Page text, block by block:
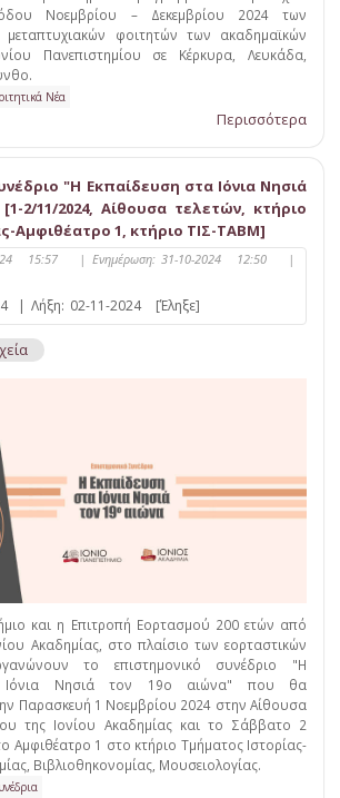
Νοεμβρίου – Δεκεμβρίου 2024 των
μεταπτυχιακών φοιτητών των ακαδημαϊκών
Πανεπιστημίου σε Κέρκυρα, Λευκάδα,
Νέα
Περισσότερα
"Η Εκπαίδευση στα Ιόνια Νησιά
2/11/2024, Αίθουσα τελετών, κτήριο
Αμφιθέατρο 1, κτήριο ΤΙΣ-ΤΑΒΜ]
15:57 | Ενημέρωση: 31-10-2024 12:50
|
| Λήξη: 02-11-2024 [Έληξε]
και η Επιτροπή Εορτασμού 200 ετών από
Ακαδημίας, στο πλαίσιο των εορταστικών
το επιστημονικό συνέδριο "Η
Ιόνια Νησιά τον 19ο αιώνα" που θα
Παρασκευή 1 Νοεμβρίου 2024 στην Αίθουσα
της Ιονίου Ακαδημίας και το Σάββατο 2
Αμφιθέατρο 1 στο κτήριο Τμήματος Ιστορίας-
Βιβλιοθηκονομίας, Μουσειολογίας.